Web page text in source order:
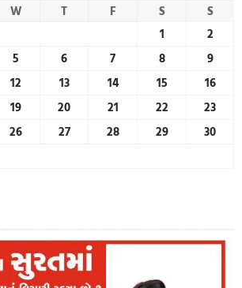
W T F S
S
1
2
5 6 7 8
9
12 13 14 15
16
19 20 21 22
23
26 27 28 29
30